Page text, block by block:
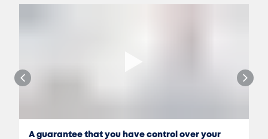
A guarantee that you have control over your